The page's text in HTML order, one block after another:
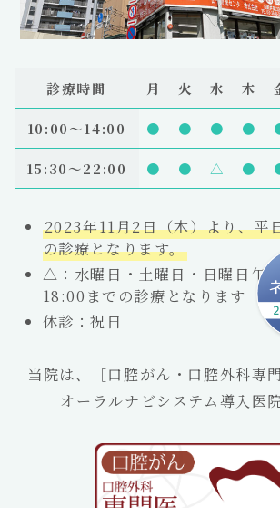
診療時間 月 火 水 木
10:00〜14:00 ● ● ● ●
15:30～22:00 ● ● △ ●
2023年11月2日（木）より、平
の診療となります。
△：水曜日・土曜日・日曜日午
18:00までの診療となります
休診：祝日
当院は、［口腔がん・口腔外科専
オーラルナビシステム導入医院